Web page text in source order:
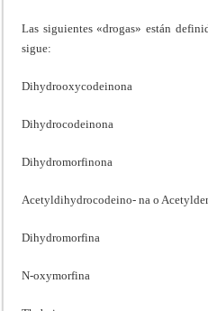
Las siguientes «drogas» están
sigue:
Dihydrooxycodeinona
Dihydrocodeinona
Dihydromorfinona
Acetyldihydrocodeino- na o
Dihydromorfina
N-oxymorfina